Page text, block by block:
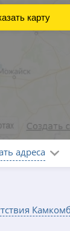
адреса
карту